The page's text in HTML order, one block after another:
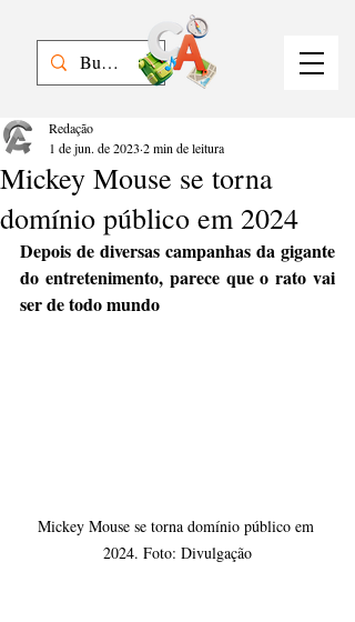
Mickey Mouse se torna
domínio público em 2024
Redação
1 de jun. de 2023 2 min de leitura
Depois de diversas campanhas da gigante
do entretenimento, parece que o rato vai
ser de todo mundo
Mickey Mouse se torna domínio público em
2024. Foto: Divulgação